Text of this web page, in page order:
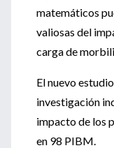
matemáticos
valiosas del
carga de
El nuevo
investigación
impacto de los
en 98 PIBM.